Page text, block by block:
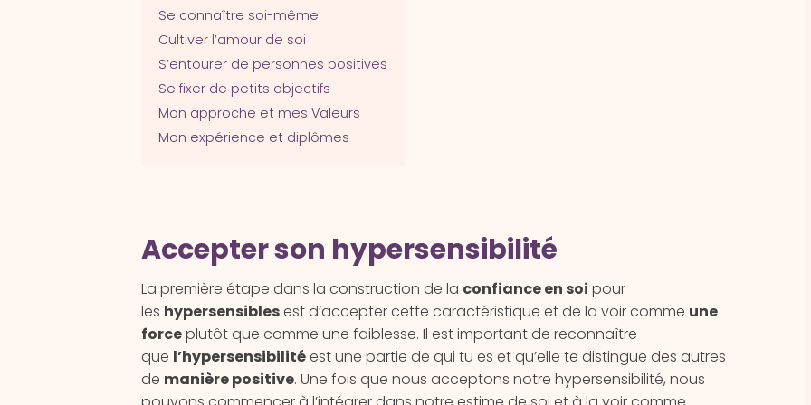
Se connaître soi-même
Cultiver l’amour de soi
S’entourer de personnes positives
Se fixer de petits objectifs
Mon approche et mes Valeurs
Mon expérience et diplômes
Accepter son hypersensibilité
La première étape dans la construction de la confiance en soi pour
les hypersensiblesest d’accepter cette caractéristique et de la voir comme une
forceplutôt que comme une faiblesse. Il est important de reconnaître
que l’hypersensibilitéest une partie de qui tu es et qu’elle te distingue des autres
de manière positive. Une fois que nous acceptons notre hypersensibilité, nous